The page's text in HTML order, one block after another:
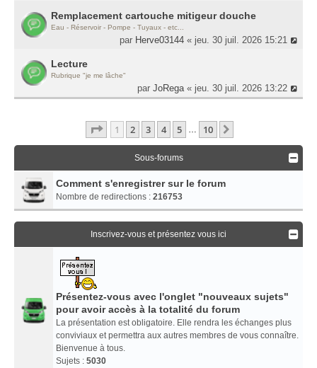
Remplacement cartouche mitigeur douche
Eau - Réservoir - Pompe - Tuyaux - etc...
par Herve03144 « jeu. 30 juil. 2026 15:21
Lecture
Rubrique "je me lâche"
parJoRega « jeu. 30 juil. 2026 13:22
Page 1Sur10
1 2 3 4 5 … 10
Sous-forums
Comment s'enregistrer sur le forum
Nombre de redirections : 216753
Inscrivez-vous et présentez vous ici
Présentez-vous avec l'onglet "nouveaux sujets"
pour avoir accès à la totalité du forum
La présentation est obligatoire. Elle rendra les échanges plus
conviviaux et permettra aux autres membres de vous connaître.
Bienvenue à tous.
Sujets : 5030